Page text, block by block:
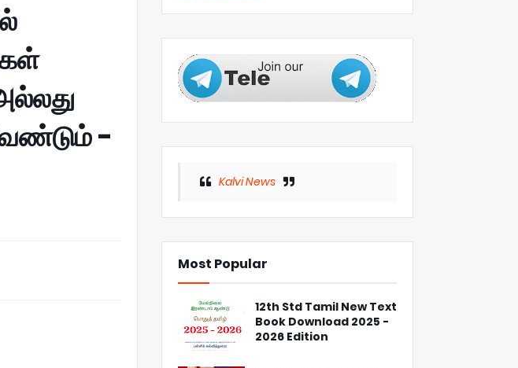
-
Kalvi News
Most Popular
12th Std Tamil New Text
Book Download 2025 -
2026 Edition